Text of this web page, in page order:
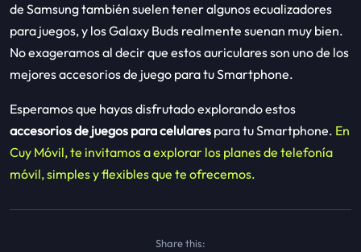
de Samsung también suelen tener algunos ecualizadores
para juegos, y los Galaxy Buds realmente suenan muy bien.
No exageramos al decir que estos auriculares son uno de los
mejores accesorios de juego para tu Smartphone.
Esperamos que hayas disfrutado explorando estos
accesorios de juegos para celulares para tu Smartphone. En
Cuy Móvil, te invitamos a explorar los planes de telefonía
móvil, simples y flexibles que te ofrecemos.
Share this: